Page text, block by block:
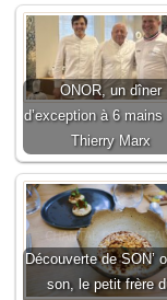
ONOR, un dîner
d’exception à 6 mains
Thierry Marx
Découverte de SON’
son, le petit frère